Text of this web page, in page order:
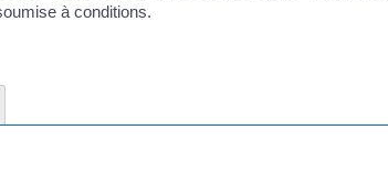
à conditions.